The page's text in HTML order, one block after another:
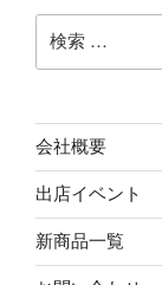
索:
会社概要
出店イベント
新商品一覧